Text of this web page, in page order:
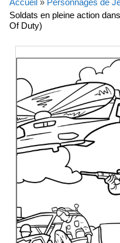
Accueil » Personnages de
Soldats en pleine action
Of Duty)